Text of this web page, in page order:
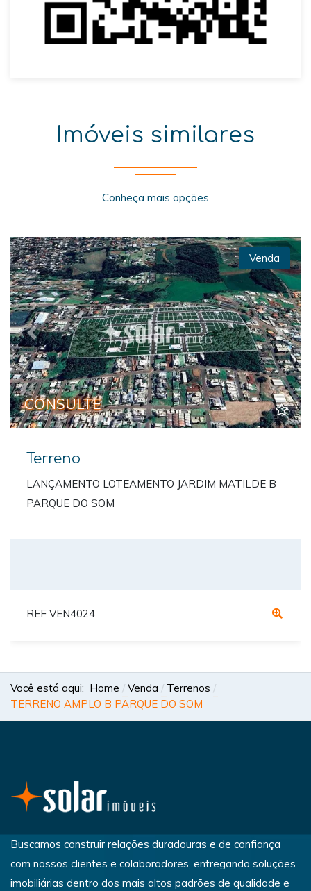
Imóveis similares
Conheça mais opções
Previous Next
Venda
CONSULTE
Terreno
LANÇAMENTO LOTEAMENTO JARDIM MATILDE B
PARQUE DO SOM
REF VEN4024
Você está aqui: Home Venda
Terrenos
TERRENO AMPLO B PARQUE DO SOM
Buscamos construir relações duradouras e de confiança
com nossos clientes e colaboradores, entregando soluções
imobiliárias dentro dos mais altos padrões de qualidade e